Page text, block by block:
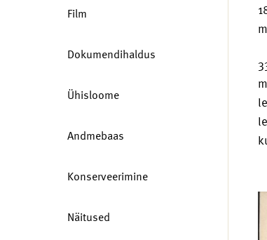
Film
Dokumendihaldus
Ühisloome
Andmebaas
Konserveerimine
Näitused